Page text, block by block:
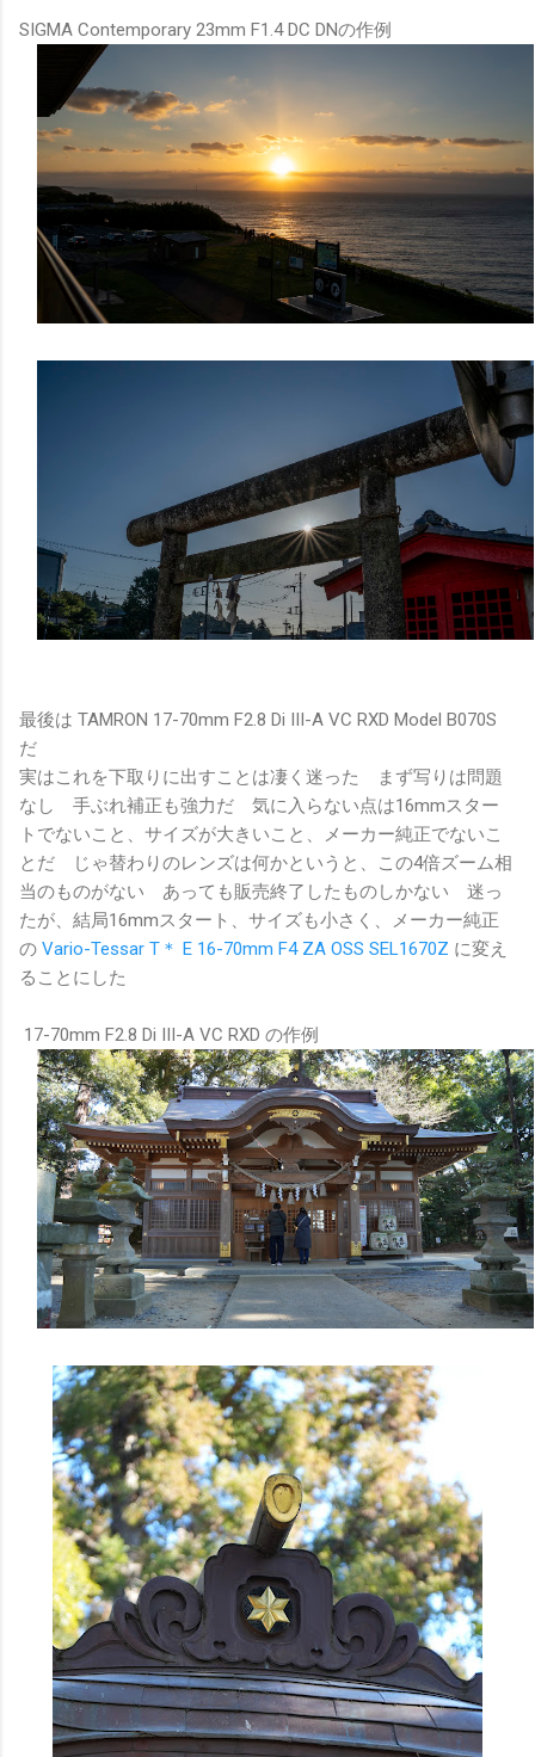
SIGMA Contemporary 23mm F1.4 DC DNの作例
最後は TAMRON 17-70mm F2.8 Di III-A VC RXD Model B070S
だ
実はこれを下取りに出すことは凄く迷った まず写りは問題
なし 手ぶれ補正も強力だ 気に入らない点は16mmスター
トでないこと、サイズが大きいこと、メーカー純正でないこ
とだ じゃ替わりのレンズは何かというと、この4倍ズーム相
当のものがない あっても販売終了したものしかない 迷っ
たが、結局16mmスタート、サイズも小さく、メーカー純正
の Vario-Tessar T＊ E 16-70mm F4 ZA OSS SEL1670Z に変え
ることにした
17-70mm F2.8 Di III-A VC RXD の作例